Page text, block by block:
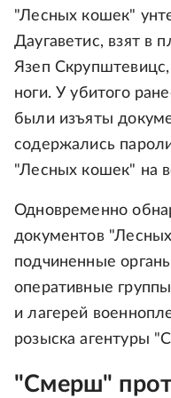
"Лесных кошек"
Даугаветис, взят в
Язеп
ноги. У убитого
были изъяты
содержались
"Лесных кошек" на
Одновременно
документов
подчиненные
оперативные
и лагерей
розыска агентуры
"Смерш"